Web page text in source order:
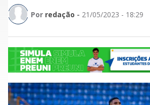
Por redação - 21/05/2023 - 18:29